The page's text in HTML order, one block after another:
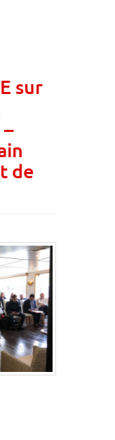
sur
de